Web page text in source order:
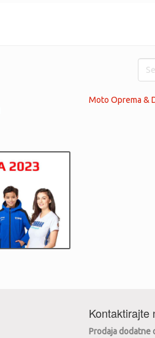
Moto Oprema &
Kontaktirajte
Prodaja dodatne